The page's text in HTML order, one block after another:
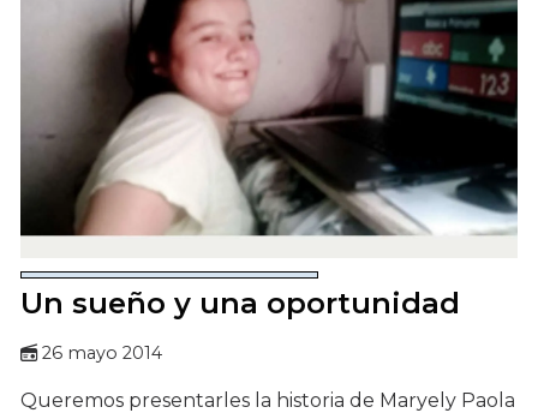
Un sueño y una oportunidad
26 mayo 2014
Queremos presentarles la historia de Maryely Paola